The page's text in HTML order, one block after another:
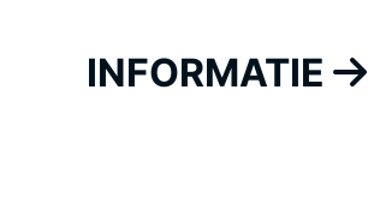
INFORMATIE